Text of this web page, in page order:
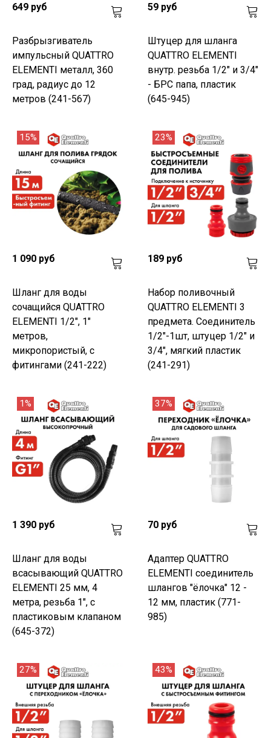
649 руб
Разбрызгиватель
импульсный QUATTRO
ELEMENTI металл, 360
град, радиус до 12
метров (241-567)
59 руб
Штуцер для шланга
QUATTRO ELEMENTI
внутр. резьба 1/2" и 3/4"
- БРС папа, пластик
(645-945)
15%
1 090 руб
Шланг для воды
сочащийся QUATTRO
ELEMENTI 1/2", 1"
метров,
микропористый, с
фитингами (241-222)
23%
189 руб
Набор поливочный
QUATTRO ELEMENTI 3
предмета. Соединитель
1/2"-1шт, штуцер 1/2" и
3/4", мягкий пластик
(241-291)
1%
1 390 руб
Шланг для воды
всасывающий QUATTRO
ELEMENTI 25 мм, 4
метра, резьба 1", с
пластиковым клапаном
(645-372)
37%
70 руб
Адаптер QUATTRO
ELEMENTI соединитель
шлангов "ёлочка" 12 -
12 мм, пластик (771-
985)
27% 43%